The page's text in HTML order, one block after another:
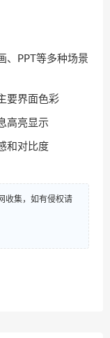
、PPT等多种场景
要界面色彩
高亮显示
和对比度
收集，如有侵权请